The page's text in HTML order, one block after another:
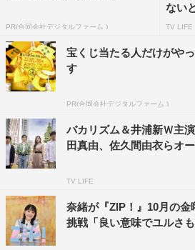
さらに、本作が第33回東京国際映
ミア上映されることが決定した。今
ていた「インターナショナル・コン
アの新鋭監督の作品を集めた「アジ
の気鋭作品をそろえた「日本映画
を「TOKYOプレミア2020」という
門に統合。同部門の全作品を対象と
るという。詳細は、イベント公式サ
PR(合同会社デジタルファーム )
ない
TV LIFE
宝くじ当たる人だけがや
す
PR(合同会社デジタルファーム )
バカリズム＆井浦新Ｗ主
田真由、佐久間由衣らオ
TV LIFE
奈緒が『ZIP！』10月の
挑戦「良い意味でユルさ